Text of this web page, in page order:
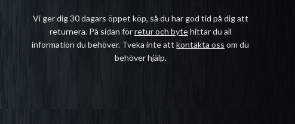
Vi ger dig 30 dagars öppet köp, så du har god tid på dig att
returnera. På sidan förretur och bytehittar du all
information du behöver. Tveka inte attkontakta oss om du
behöver hjälp.